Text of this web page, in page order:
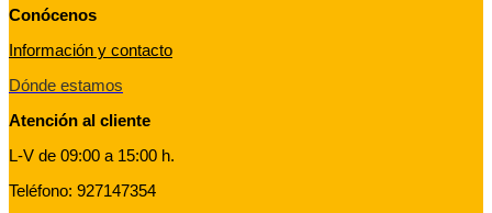
Conócenos
Información y contacto
Dónde estamos
Atención al cliente
L-V de 09:00 a 15:00 h.
Teléfono: 927147354